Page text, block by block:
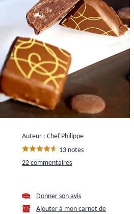
Auteur : Chef Philippe
13 notes
22 commentaires
Donner son avis
Ajouter à mon carnet de